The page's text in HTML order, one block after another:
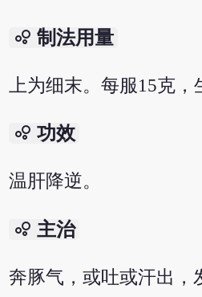
bubble_chart 制法用量
上为细末。每服15克，
bubble_chart 功效
温肝降逆。
bubble_chart 主治
奔豚气，或吐或汗出，